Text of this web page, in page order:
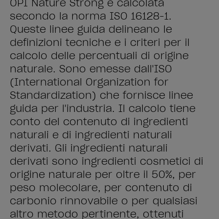
OPI Nature Strong è calcolata
secondo la norma ISO 16128-1.
Queste linee guida delineano le
definizioni tecniche e i criteri per il
calcolo delle percentuali di origine
naturale. Sono emesse dall'ISO
(International Organization for
Standardization) che fornisce linee
guida per l'industria. Il calcolo tiene
conto del contenuto di ingredienti
naturali e di ingredienti naturali
derivati. Gli ingredienti naturali
derivati sono ingredienti cosmetici di
origine naturale per oltre il 50%, per
peso molecolare, per contenuto di
carbonio rinnovabile o per qualsiasi
altro metodo pertinente, ottenuti